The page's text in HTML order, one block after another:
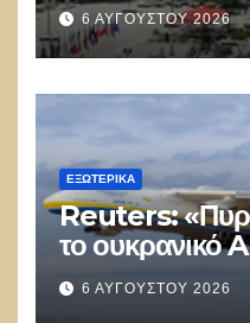
και έκανε
πολίτη»
6 ΑΥΓΟΎΣΤΟΥ 2026
ΕΞΩΤΕΡΙΚΑ
Reuters:
το ουκρανικό
στο οποίο
Λειψία»
6 ΑΥΓΟΎΣΤΟΥ 2026